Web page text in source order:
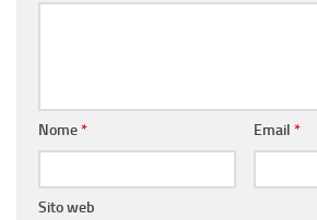
Nome* Email *
Sito web